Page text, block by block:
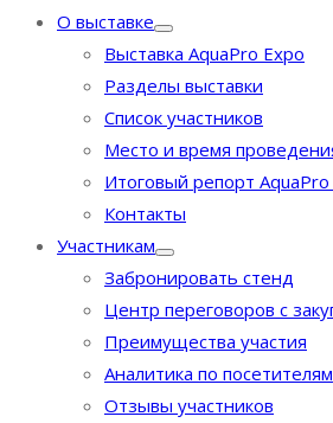
О выставке
Выставка AquaPro Expo
Разделы выставки
Список участников
Место и время
Итоговый репорт
Контакты
Участникам
Забронировать стенд
Центр переговоров с
Преимущества участия
Аналитика по посетителям
Отзывы участников